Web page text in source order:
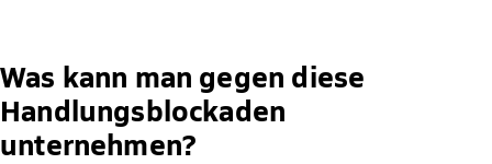
Was kann man gegen diese
Handlungsblockaden
unternehmen?